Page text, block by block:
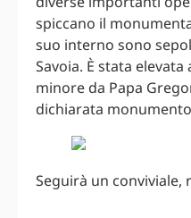
spiccano il
suo interno sono
Savoia. È stata
minore da Papa
dichiarata
Seguirà un conviviale,